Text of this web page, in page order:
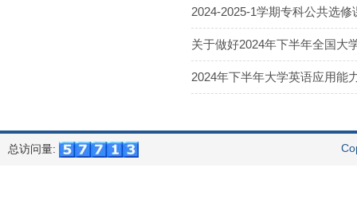
2024-2025-1学期专科公共选修
关于做好2024年下半年全国大
2024年下半年大学英语应用能
总访问量: